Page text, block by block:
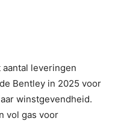
aantal leveringen
Bentley in 2025 voor
winstgevendheid.
vol gas voor